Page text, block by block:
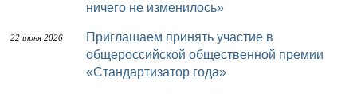
ничего не изменилось»
22 июня 2026
Приглашаем принять участие в
общероссийской общественной премии
«Стандартизатор года»